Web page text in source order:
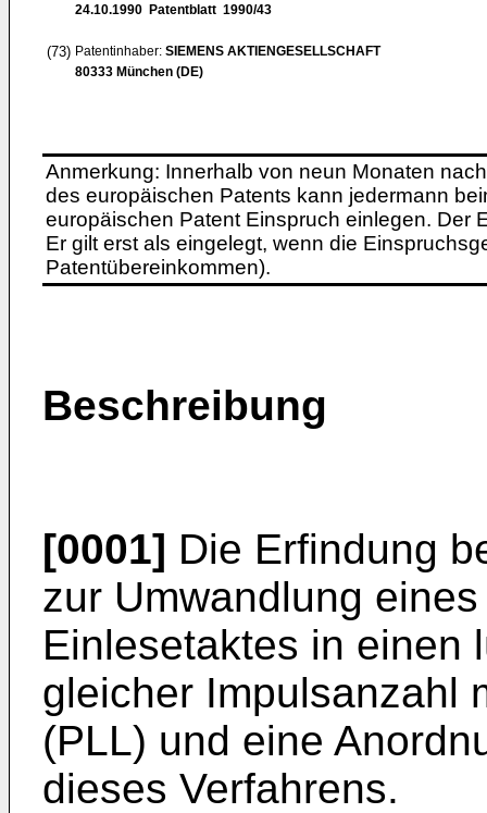
24.10.1990 Patentblatt 1990/43
(73) Patentinhaber: SIEMENS AKTIENGESELLSCHAFT
80333 München (DE)
Anmerkung: Innerhalb von neun Monaten
des europäischen Patents kann jedermann
europäischen Patent Einspruch einlegen. Der
Er gilt erst als eingelegt, wenn die
Patentübereinkommen).
Beschreibung
[0001] Die Erfindung
zur Umwandlung
Einlesetaktes in einen
gleicher Impulsanzahl
(PLL) und eine
dieses Verfahrens.